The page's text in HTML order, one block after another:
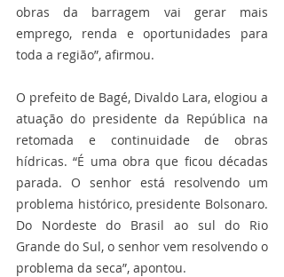
obras da barragem vai gerar mais
emprego, renda e oportunidades para
toda a região”, afirmou.
O prefeito de Bagé, Divaldo Lara, elogiou a
atuação do presidente da República na
retomada e continuidade de obras
hídricas. “É uma obra que ficou décadas
parada. O senhor está resolvendo um
problema histórico, presidente Bolsonaro.
Do Nordeste do Brasil ao sul do Rio
Grande do Sul, o senhor vem resolvendo o
problema da seca”, apontou.